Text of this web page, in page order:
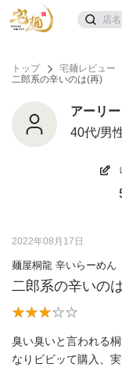
トップ 宅麺レビュー
二郎系の辛いのは(再)
アーリー
40代/男
2022年08月17日
麺屋桐龍 辛いらーめん
二郎系の辛いの
臭い臭いと言われる
なりビビッて購入、